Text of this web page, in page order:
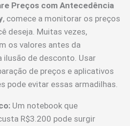
Preços com Antecedência
, comece a monitorar os preços
deseja. Muitas vezes,
os valores antes da
ilusão de desconto. Usar
de preços e aplicativos
pode evitar essas armadilhas.
Um notebook que
R$3.200 pode surgir